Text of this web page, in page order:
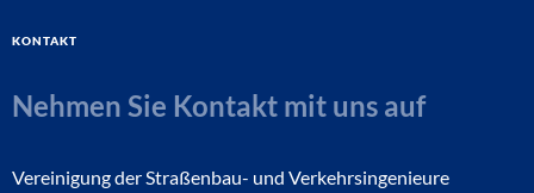
Kontakt
Nehmen Sie Kontakt mit uns auf
Vereinigung der Straßenbau- und Verkehrsingenieure